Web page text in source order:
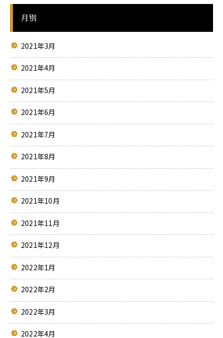
月別
2021年3月
2021年4月
2021年5月
2021年6月
2021年7月
2021年8月
2021年9月
2021年10月
2021年11月
2021年12月
2022年1月
2022年2月
2022年3月
2022年4月